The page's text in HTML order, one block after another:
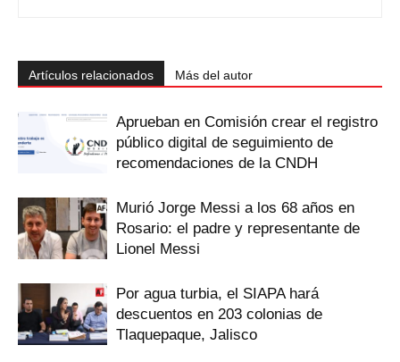
Artículos relacionados Más del autor
Aprueban en Comisión crear el registro
público digital de seguimiento de
recomendaciones de la CNDH
Murió Jorge Messi a los 68 años en
Rosario: el padre y representante de
Lionel Messi
Por agua turbia, el SIAPA hará
descuentos en 203 colonias de
Tlaquepaque, Jalisco